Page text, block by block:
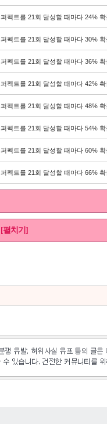
퍼펙트를 21회 달성할 때마다 24%
퍼펙트를 21회 달성할 때마다 30%
퍼펙트를 21회 달성할 때마다 36%
퍼펙트를 21회 달성할 때마다 42%
퍼펙트를 21회 달성할 때마다 48%
퍼펙트를 21회 달성할 때마다 54%
퍼펙트를 21회 달성할 때마다 60%
퍼펙트를 21회 달성할 때마다 66%
[펼치기]